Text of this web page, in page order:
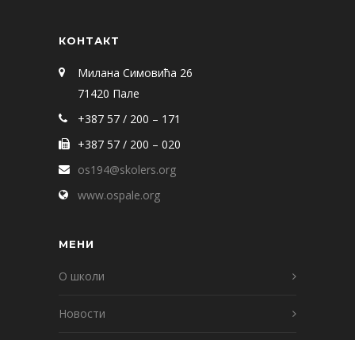
КОНТАКТ
Милана Симовића 26
71420 Пале
+387 57 / 200 – 171
+387 57 / 200 – 020
os194@skolers.org
www.ospale.org
МЕНИ
О школи
Новости